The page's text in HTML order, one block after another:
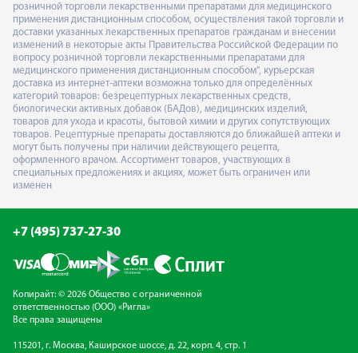
розничной торговли лекарственными препаратами для медицинского
применения дистанционным способом, осуществления такой торговли и
доставки указанных лекарственных препаратов гражданам и внесении
изменений в некоторые акты Правительства Российской Федерации по
вопросу розничной торговли лекарственными препаратами для
медицинского применения дистанционным способом", курьерская
доставка из интернет-аптеки возможна только для определённых
категорий товаров: безрецептурных лекарственных средств,
биологически активных добавок (БАДов), медицинских изделий,
товаров для ухода и красоты, бытовой химии и других сопутствующих
товаров. Рецептурные препараты доставляются до ближайшей аптеки и
могут быть получены при наличии действующего рецепта,
оформленного врачом. Ассортимент товаров, участвующих в
специальных предложениях и акциях, может быть ограничен или
изменен
+7 (495) 737-27-30
Копирайт: © 2026 Общество с ограниченной
ответственностью (ООО) «Ригла»
Все права защищены
115201, г. Москва, Каширское шоссе, д. 22, корп. 4, стр. 1